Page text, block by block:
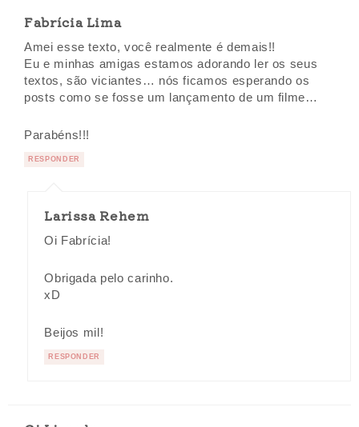
Fabrícia Lima
Amei esse texto, você realmente é demais!!
Eu e minhas amigas estamos adorando ler os seus
textos, são viciantes… nós ficamos esperando os
posts como se fosse um lançamento de um filme…
Parabéns!!!
RESPONDER
Larissa Rehem
Oi Fabrícia!
Obrigada pelo carinho.
xD
Beijos mil!
RESPONDER